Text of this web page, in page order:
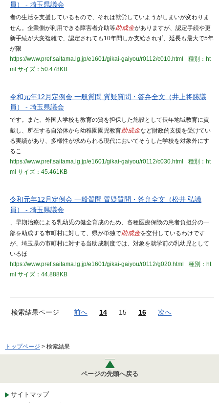
員） - 埼玉県議会
者の生活を支援しているもので、それは就労していようがしまいが変わりま
せん。企業側が利用できる障害者介助等助成金がありますが、認定手続や更
新手続が大変複雑で、認定されても10年間しか支給されず、延長も最大で5年
が限
https://www.pref.saitama.lg.jp/e1601/gikai-gaiyou/r0112/c010.html
種別：ht
ml サイズ：50.478KB
令和元年12月定例会 一般質問 質疑質問・答弁全文（井上将勝議
員） - 埼玉県議会
です。また、外国人学校も教育の質を担保した施設として長年地域教育に貢
献し、所在する自治体から幼稚園園児教育助成金など財政的支援を受けてい
る実績があり、多様性が求められる現代においてそうした学校を対象外にす
るこ
https://www.pref.saitama.lg.jp/e1601/gikai-gaiyou/r0112/c030.html
種別：ht
ml サイズ：45.461KB
令和元年12月定例会 一般質問 質疑質問・答弁全文（松井 弘議
員） - 埼玉県議会
、早期治療による乳幼児の健全育成のため、各種医療保険の患者負担分の一
部を助成する市町村に対して、県が単独で助成金を交付しているわけです
が、埼玉県の市町村に対する当助成制度では、対象を就学前の乳幼児として
いるほ
https://www.pref.saitama.lg.jp/e1601/gikai-gaiyou/r0112/g020.html
種別：ht
ml サイズ：44.888KB
検索結果ページ 前へ 14 15 16 次へ
トップページ > 検索結果
ページの先頭へ戻る
サイトマップ